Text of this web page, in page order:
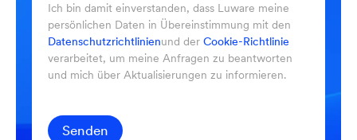
Ich bin damit einverstanden, dass Luware meine
persönlichen Daten in Übereinstimmung mit den
Datenschutzrichtlinienund der Cookie-Richtlinie
verarbeitet, um meine Anfragen zu beantworten
und mich über Aktualisierungen zu informieren.
Senden